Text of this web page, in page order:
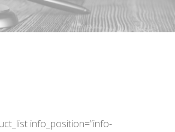
info_position=”info-